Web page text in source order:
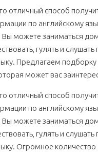
отличный способ
по английскому
Вы можете заниматься
гулять и слушать
Предлагаем подборку
может вас
отличный способ
по английскому
Вы можете заниматься
гулять и слушать
Огромное количество